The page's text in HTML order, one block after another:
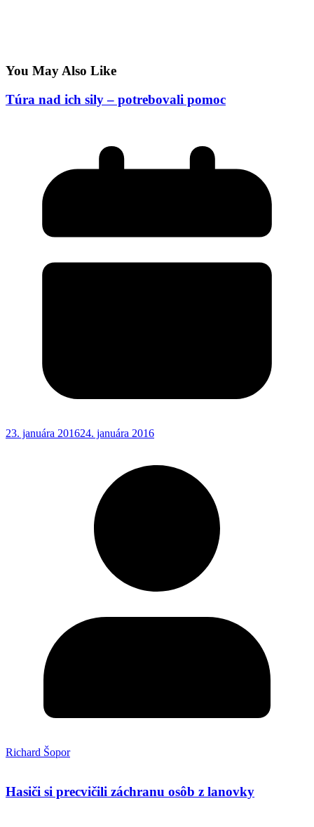
You May Also Like
Túra nad ich sily – potrebovali pomoc
23. januára 201624. januára 2016
Richard Šopor
Hasiči si precvičili záchranu osôb z lanovky